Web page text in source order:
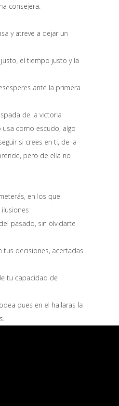
consejera.
y atreve a dejar un
el tiempo justo y la
ante la primera
de la victoria
usa como escudo, algo
si crees en ti, de la
pero de ella no
en los que
pasado, sin olvidarte
tus decisiones, acertadas
tu capacidad de
pues en el hallaras la